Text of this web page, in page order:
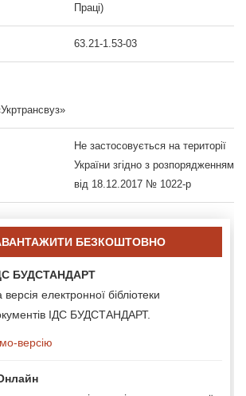
Праці)
63.21-1.53-03
Не застосовується на території
України згідно з розпорядженням
від 18.12.2017 № 1022-р
БЕЗКОШТОВНО
БУДСТАНДАРТ
електронної бібліотеки
ІДС БУДСТАНДАРТ.
версію